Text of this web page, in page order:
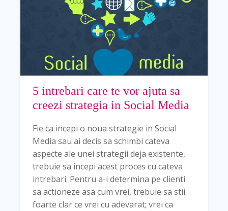
5 intrebari care te vor ajuta sa
creezi strategia in Social Media
Fie ca incepi o noua strategie in Social
Media sau ai decis sa schimbi cateva
aspecte ale unei strategii deja existente,
trebuie sa incepi acest proces cu cateva
intrebari. Pentru a-i determina pe clienti
sa actioneze asa cum vrei, trebuie sa stii
foarte clar ce vrei cu adevarat; vrei ca